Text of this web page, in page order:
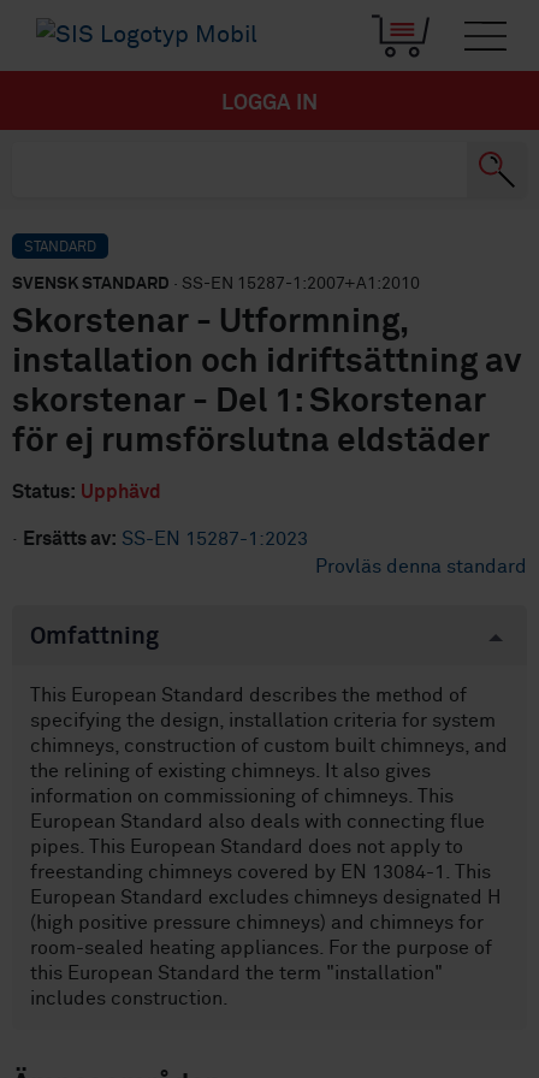
LOGGA IN
STANDARD
SVENSK STANDARD · SS-EN 15287-1:2007+A1:2010
Skorstenar - Utformning,
installation och idriftsättning av
skorstenar - Del 1: Skorstenar
för ej rumsförslutna eldstäder
Status: Upphävd
· Ersätts av: SS-EN 15287-1:2023
Provläs denna standard
Omfattning
This European Standard describes the method of
specifying the design, installation criteria for system
chimneys, construction of custom built chimneys, and
the relining of existing chimneys. It also gives
information on commissioning of chimneys. This
European Standard also deals with connecting flue
pipes. This European Standard does not apply to
freestanding chimneys covered by EN 13084-1. This
European Standard excludes chimneys designated H
(high positive pressure chimneys) and chimneys for
room-sealed heating appliances. For the purpose of
this European Standard the term "installation"
includes construction.